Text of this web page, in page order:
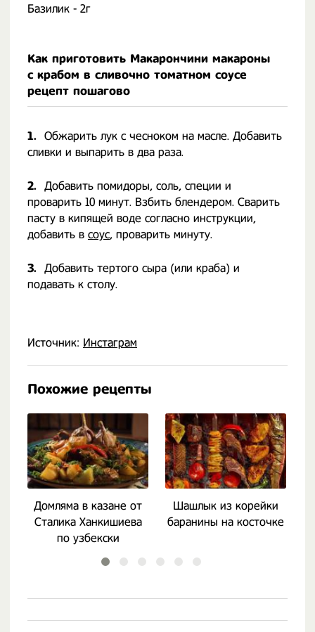
Базилик - 2г
Как приготовить Макарончини макароны
с крабом в сливочно томатном соусе
рецепт пошагово
1. Обжарить лук с чесноком на масле. Добавить
сливки и выпарить в два раза.
2. Добавить помидоры, соль, специи и
проварить 10 минут. Взбить блендером. Сварить
пасту в кипящей воде согласно инструкции,
добавить в соус, проварить минуту.
3. Добавить тертого сыра (или краба) и
подавать к столу.
Источник: Инстаграм
Похожие рецепты
Домляма в казане от
Сталика Ханкишиева
по узбекски
Шашлык из корейки
баранины на косточке